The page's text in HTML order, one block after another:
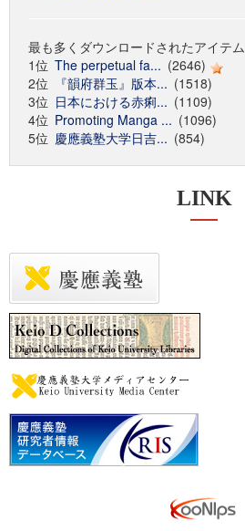
最も多くダウンロードされたアイテム
1位 The perpetual fa... (2646)
2位
『韻府群玉』版本... (1518)
3位 日本における赤痢... (1109)
4位 Promoting Manga ... (1096)
5位 慶應義塾大学日吉... (854)
LINK